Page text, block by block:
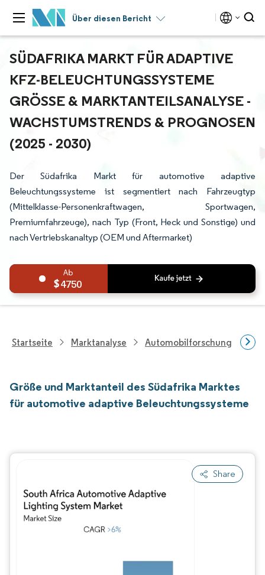
Über diesen Bericht
SÜDAFRIKA MARKT FÜR ADAPTIVE
KFZ-BELEUCHTUNGSSYSTEME
GRÖSSE & MARKTANTEILSANALYSE - W
ACHSTUMSTRENDS & PROGNOSEN (
2025 - 2030)
Der Südafrika Markt für automotive adaptive
Beleuchtungssysteme ist segmentiert nach Fahrzeugtyp
(Mittelklasse-Personenkraftwagen, Sportwagen,
Premiumfahrzeuge), nach Typ (Front, Heck und Sonstige) und
nach Vertriebskanaltyp (OEM und Aftermarket)
4750
Startseite Marktanalyse Automobilforschung
Größe und Marktanteil des Südafrika Marktes
für automotive adaptive Beleuchtungssysteme
Share